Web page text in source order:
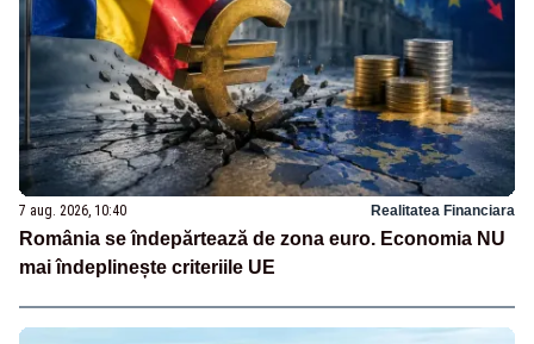
7 aug. 2026, 10:40 Realitatea Financiara
România se îndepărtează de zona euro. Economia NU
mai îndeplinește criteriile UE